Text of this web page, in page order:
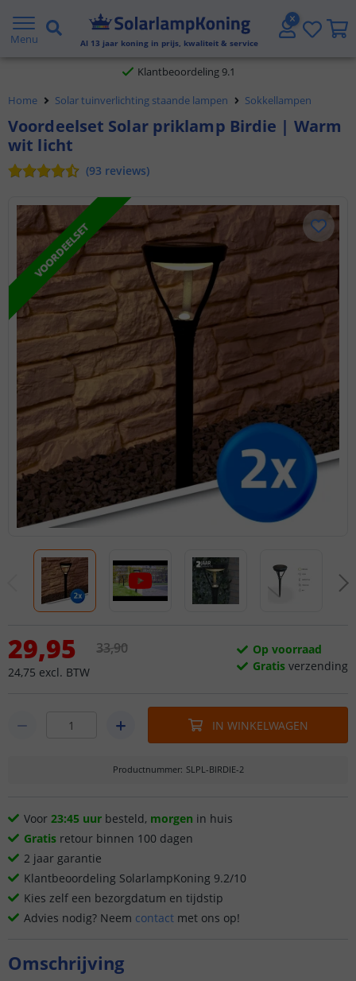
Menu Al 13 jaar koning in prijs, kwaliteit & service
Gratis verzending vanaf € 20,- NL en BE
Klantbeoordeling 9.1
Voor 23:45 uur besteld,morgen in huis
Home Solar tuinverlichting staande lampen Sokkellampen
Voordeelset Solar priklamp Birdie | Warm
wit licht
(93 reviews)
VOORDEELSET
29,95
24,75 excl. BTW
33,90
Op voorraad
Gratis verzending
IN WINKELWAGEN
Productnummer: SLPL-BIRDIE-2
Voor 23:45 uur besteld, morgen in huis
Gratis retour binnen 100 dagen
2 jaar garantie
Klantbeoordeling SolarlampKoning 9.2/10
Kies zelf een bezorgdatum en tijdstip
Advies nodig? Neem contact met ons op!
Omschrijving